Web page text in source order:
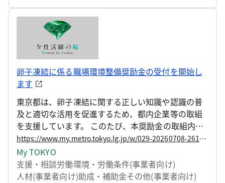
卵子凍結に係る職場環境整備奨励金の受付を開始し
ます
東京都は、卵子凍結に関する正しい知識や認識の普
及と適切な活用を促進するため、都内企業等の取組
を支援しています。 このたび、本奨励金の取組内容
について、企業が自ら事例を学ぶといった自主的な
取組を通じて、職場内の理解を深められるよう、研
修動画や説明資料の活用方法を見直しました。 受付
は令和8年7月21日（火曜日）から開始します。
https://www.my.metro.tokyo.lg.jp/w/029-20260708-261196998
My TOKYO
支援・相談労働環境・労働条件(事業者向け)
人材(事業者向け)助成・補助金その他(事業者向け)